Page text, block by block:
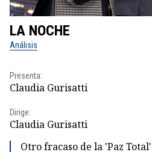
LA NOCHE
Análisis
Presenta:
Claudia Gurisatti
Dirige:
Claudia Gurisatti
Otro fracaso de la 'Paz